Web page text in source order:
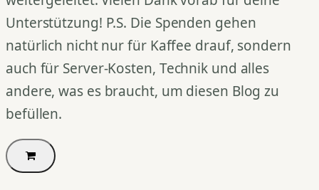
Unterstützung! P.S. Die Spenden gehen
natürlich nicht nur für Kaffee drauf, sondern
auch für Server-Kosten, Technik und alles
andere, was es braucht, um diesen Blog zu
befüllen.